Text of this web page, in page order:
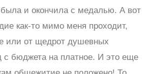
и окончила с медалью. А вот
как-то мимо меня проходит,
или от щедрот душевных
с бюджета на платное. И это еще